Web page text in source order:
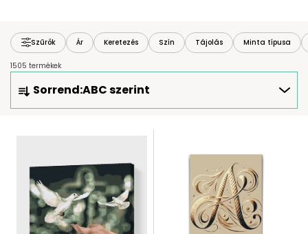
Szűrők Ár Keretezés Szín Tájolás Minta típusa
1505 termékek
R
Sorrend:ABC szerint